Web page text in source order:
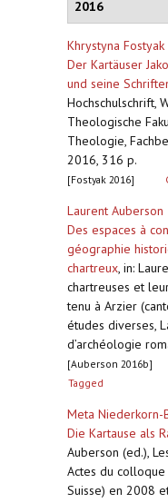
2016
Khrystyna Fostyak
Der Kartäuser
und seine
Hochschulschrift,
Theologische
Theologie,
2016, 316 p.
[Fostyak 2016]
Laurent Auberson
Des espaces à
géographie
chartreux, in:
chartreuses et
tenu à Arzier
études diverses,
d’archéologie
[Auberson 2016b]
Tagged
Meta Niederkorn-
Die Kartause als
Auberson (ed.),
Actes du colloque
Suisse) en 2008